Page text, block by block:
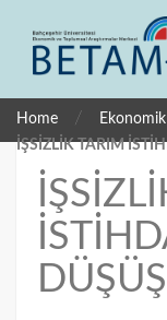
Home /
İŞSİZLİK TARIM